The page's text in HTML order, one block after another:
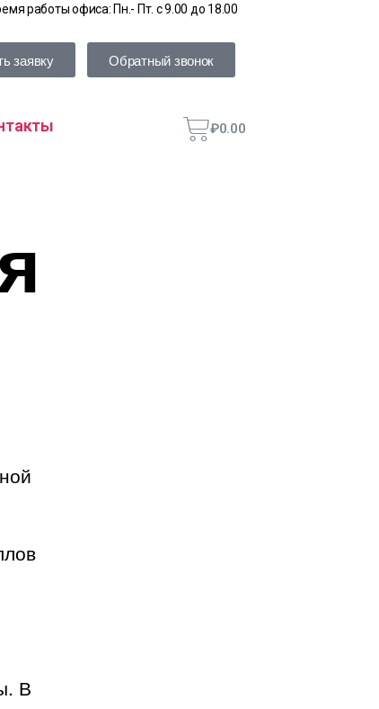
работы офиса: Пн.- Пт. с 9.00 до 18.00
заявку Обратный звонок
₽0.00
В